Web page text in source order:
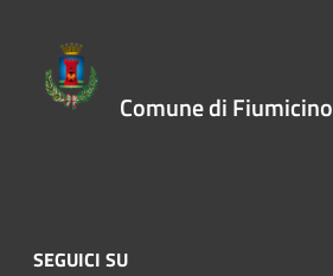
Comune di Fiumicino
SEGUICI SU